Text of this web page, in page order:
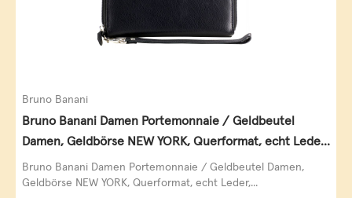
Bruno Banani
Bruno Banani Damen Portemonnaie / Geldbeutel
Damen, Geldbörse NEW YORK, Querformat, echt Leder,
schwarz
Bruno Banani Damen Portemonnaie / Geldbeutel Damen,
Geldbörse NEW YORK, Querformat, echt Leder,...